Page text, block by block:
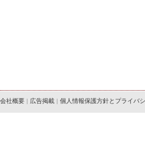
会社概要 | 広告掲載 | 個人情報保護方針とプライバ